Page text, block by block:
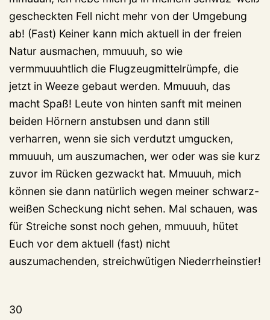
gescheckten Fell nicht mehr von der Umgebung
ab! (Fast) Keiner kann mich aktuell in der freien
Natur ausmachen, mmuuuh, so wie
vermmuuuhtlich die Flugzeugmittelrümpfe, die
jetzt in Weeze gebaut werden. Mmuuuh, das
macht Spaß! Leute von hinten sanft mit meinen
beiden Hörnern anstubsen und dann still
verharren, wenn sie sich verdutzt umgucken,
mmuuuh, um auszumachen, wer oder was sie kurz
zuvor im Rücken gezwackt hat. Mmuuuh, mich
können sie dann natürlich wegen meiner schwarz-
weißen Scheckung nicht sehen. Mal schauen, was
für Streiche sonst noch gehen, mmuuuh, hütet
Euch vor dem aktuell (fast) nicht
auszumachenden, streichwütigen Niederrheinstier!
30